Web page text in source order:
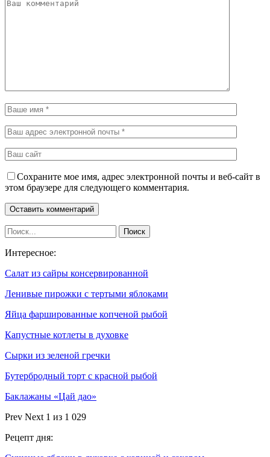
Сохраните мое имя, адрес электронной почты и веб-сайт в
этом браузере для следующего комментария.
Интересное:
Салат из сайры консервированной
Ленивые пирожки с тертыми яблоками
Яйца фаршированные копченой рыбой
Капустные котлеты в духовке
Сырки из зеленой гречки
Бутербродный торт с красной рыбой
Баклажаны «Цай дао»
Prev Next 1 из 1 029
Рецепт дня: